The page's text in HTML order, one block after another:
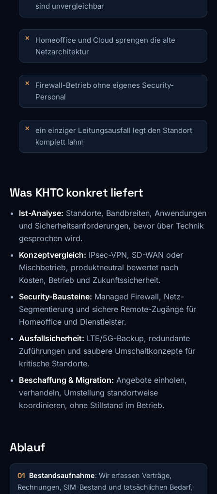
sind unvergleichbar
Homeoffice und Cloud sprengen die alte
Netzarchitektur
Firewall-Betrieb ohne eigenes Security-
Personal
ein einziger Leitungsausfall legt den Standort
komplett lahm
Was KHTC konkret liefert
Ist-Analyse: Standorte, Bandbreiten, Anwendungen
und Sicherheitsanforderungen, bevor über Technik
gesprochen wird.
Konzeptvergleich: IPsec-VPN, SD-WAN oder
Mischbetrieb, produktneutral bewertet nach
Kosten, Betrieb und Zukunftssicherheit.
Security-Bausteine: Managed Firewall, Netz-
Segmentierung und sichere Remote-Zugänge für
Homeoffice und Dienstleister.
Ausfallsicherheit: LTE/5G-Backup, redundante
Zuführungen und saubere Umschaltkonzepte für
kritische Standorte.
Beschaffung & Migration: Angebote einholen,
verhandeln, Umstellung standortweise
koordinieren, ohne Stillstand im Betrieb.
Ablauf
Bestandsaufnahme: Wir erfassen Verträge,
Rechnungen, SIM-Bestand und tatsächlichen Bedarf,